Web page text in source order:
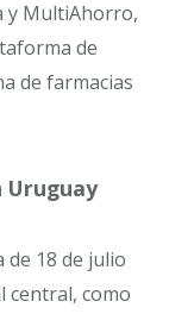
y MultiAhorro,
de
de farmacias
Uruguay
de 18 de julio
central, como